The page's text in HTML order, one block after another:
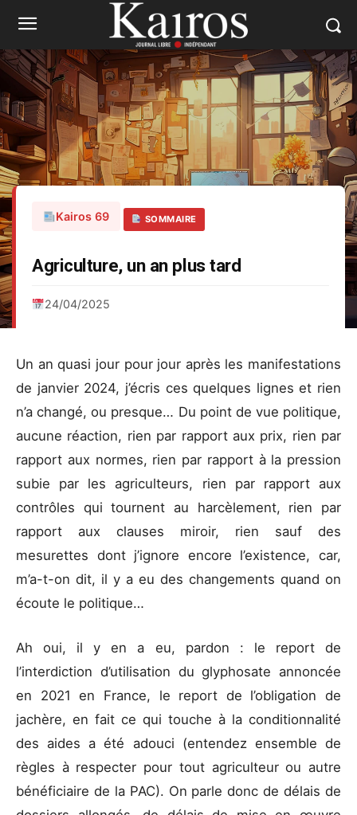
Kairos 69 SOMMAIRE
Agriculture, un an plus tard
24/04/2025
Un an quasi jour pour jour après les manifestations
de janvier 2024, j’écris ces quelques lignes et rien
n’a changé, ou presque… Du point de vue politique,
aucune réaction, rien par rapport aux prix, rien par
rapport aux normes, rien par rapport à la pression
subie par les agriculteurs, rien par rapport aux
contrôles qui tournent au harcèlement, rien par
rapport aux clauses miroir, rien sauf des
mesurettes dont j’ignore encore l’existence, car,
m’a-t-on dit, il y a eu des changements quand on
écoute le politique…
Ah oui, il y en a eu, pardon : le report de
l’interdiction d’utilisation du glyphosate annoncée
en 2021 en France, le report de l’obligation de
jachère, en fait ce qui touche à la conditionnalité
des aides a été adouci (entendez ensemble de
règles à respecter pour tout agriculteur ou autre
bénéficiaire de la PAC). On parle donc de délais de